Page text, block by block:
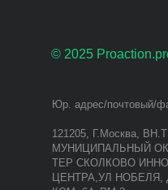
© 2025
Юр. адрес/почтовый/
121205, Г.Москва,
МУНИЦИПАЛЬНЫЙ
ТЕР СКОЛКОВО
ЦЕНТРА,УЛ НОБЕЛЯ,